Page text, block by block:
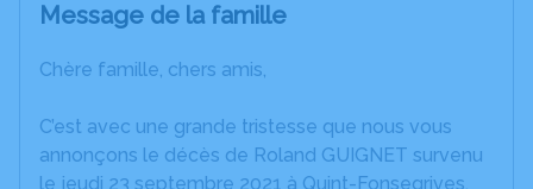
Message de la famille
Chère famille, chers amis,
C’est avec une grande tristesse que nous vous
annonçons le décès de Roland GUIGNET survenu
le jeudi 23 septembre 2021 à Quint-Fonsegrives.